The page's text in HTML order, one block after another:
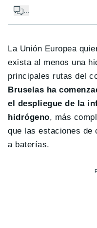
La Unión Europea
exista al menos una
principales rutas del
Bruselas ha
el despliegue de la
hidrógeno, más
que las estaciones de
a baterías.